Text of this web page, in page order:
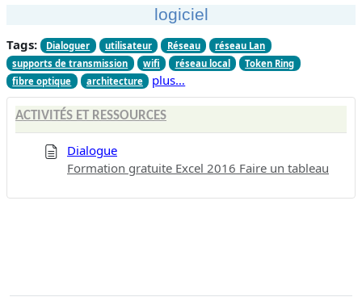
logiciel
Tags: Dialoguer utilisateur Réseau
réseau Lan
supports de transmission
wifi réseau local
Token Ring
fibre optique
architecture plus…
ACTIVITÉS ET RESSOURCES
Dialogue
Formation gratuite Excel 2016 Faire un tableau